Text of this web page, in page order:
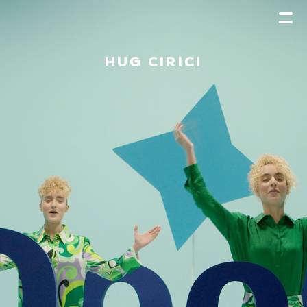
HUG CIRICI